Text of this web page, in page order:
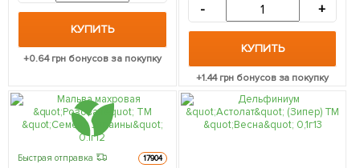
КУПИТЬ
+0.64грн бонусов за покупку
- +
КУПИТЬ
+1.44грн бонусов за покупку
Быстрая отправка 17904